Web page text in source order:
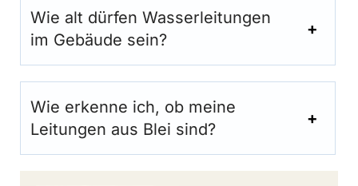
Wie alt dürfen Wasserleitungen
im Gebäude sein?
Wie erkenne ich, ob meine
Leitungen aus Blei sind?